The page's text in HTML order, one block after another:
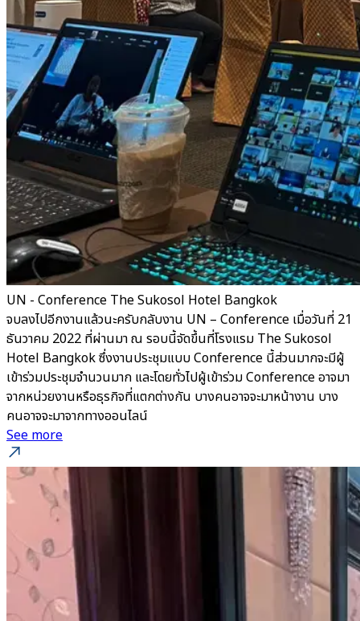
UN - Conference The Sukosol Hotel Bangkok
จบลงไปอีกงานแล้วนะครับกลับงาน UN – Conference เมื่อวันที่ 21
ธันวาคม 2022 ที่ผ่านมา ณ รอบนี้จัดขึ้นที่โรงแรม The Sukosol
Hotel Bangkok ซึ่งงานประชุมแบบ Conference นี้ส่วนมากจะมีผู้
เข้าร่วมประชุมจำนวนมาก และโดยทั่วไปผู้เข้าร่วม Conference อาจมา
จากหน่วยงานหรือธุรกิจที่แตกต่างกัน บางคนอาจจะมาหน้างาน บาง
คนอาจจะมาจากทางออนไลน์
See more